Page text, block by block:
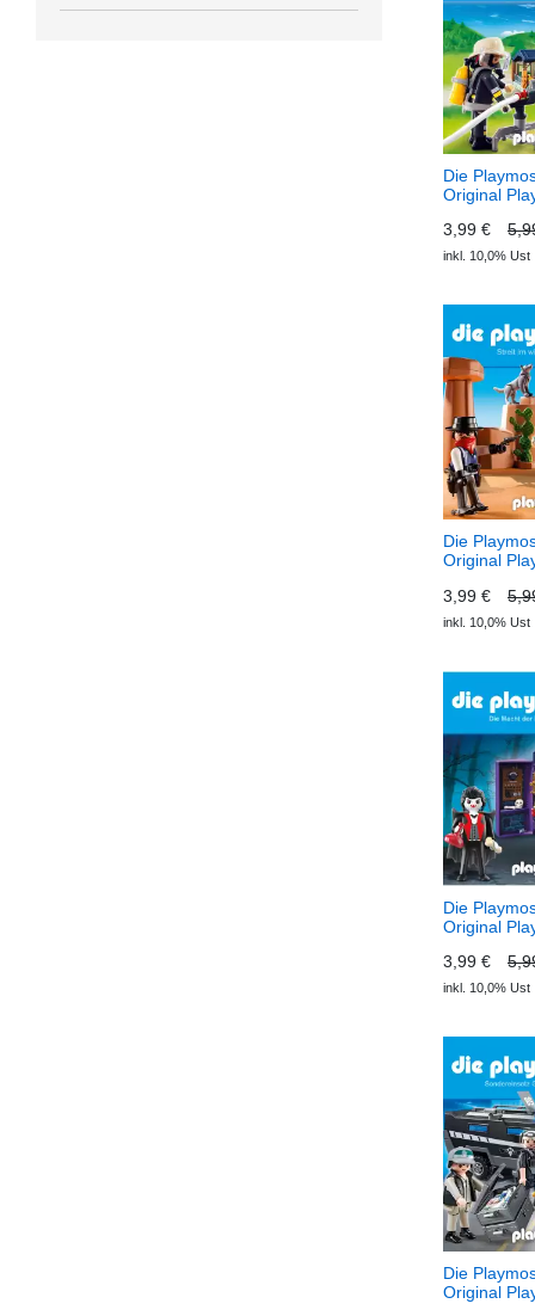
Die
Original
Abenteuer
Eichenhof
3,99 €
inkl. 10,0% Ust
Die
Original
im Wilden
(Download)
3,99 €
inkl. 10,0% Ust
Die
Original
Macht der
(Download)
3,99 €
inkl. 10,0% Ust
Die
Original